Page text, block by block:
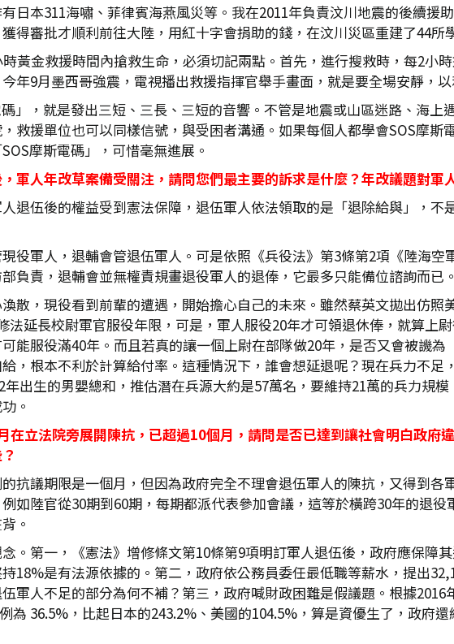
日本311海嘯、菲律賓海燕風災等。我在2011年負責汶川地震的後續援
得審批才順利前往大陸，用紅十字會捐助的錢，在汶川災區重建了44所
黃金救援時間內搶救生命，必須切記兩點。首先，進行搜救時，每2小
年9月墨西哥強震，電視播出救援指揮官舉手畫面，就是要全場安靜，
」，就是發出三短、三長、三短的音響。不管是地震或山區迷路、海
救援單位也可以同樣信號，與受困者溝通。如果每個人都學會SOS摩
摩斯電碼」，可惜毫無進展。
軍人年改草案備受關注，請問您們最主要的訴求是什麼？年改議題對軍
退伍後的權益受到憲法保障，退伍軍人依法領取的是「退除給與」，
役軍人，退輔會管退伍軍人。可是依照《兵役法》第3條第2項《陸海
負責，退輔會並無權責規畫退役軍人的退俸，它最多只能備位諮詢而已
散，現役看到前輩的遭遇，開始擔心自己的未來。雖然蔡英文拋出仿
法延長校尉軍官服役年限，可是，軍人服役20年才可領退休俸，就算上
能服役滿40年。而且若真的讓一個上尉在部隊做20年，是否又會被譏
，根本不利於計算給付率。這種情況下，誰會想延退呢？現在兵力不
出生的男嬰總和，推估潛在兵源大約是57萬名，要維持21萬的兵力規
。
在立法院旁展開陳抗，已超過10個月，請問是否已達到讓社會明白政府
的抗議期限是一個月，但因為政府完全不理會退伍軍人的陳抗，又得到
如陸官從30期到60期，每期都派代表參加會議，這等於橫跨30年的退
。
念。第一，《憲法》增修條文第10條第9項明訂軍人退伍後，政府應保障
18%是有法源依據的。第二，政府依公務員委任最低職等薪水，提出
軍人不足的部分為何不補？第三，政府喊財政困難是假議題。根據
為 36.5%，比起日本的243.2%、美國的104.5%，算是資優生了，政府